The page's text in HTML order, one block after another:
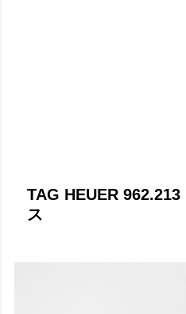
TAG HEUER
ス